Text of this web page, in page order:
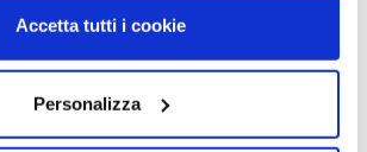
Accetta tutti i cookie
Personalizza
RAY-
OCCHIALE DA SOLE, RAY-
BAN